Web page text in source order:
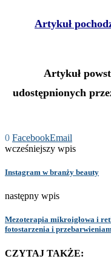
Artykuł
Artykuł
udostępnionych
0 FacebookEmail
wcześniejszy wpis
Instagram w branży beauty
następny wpis
Mezoterapia mikroigłowa i
fotostarzenia i
CZYTAJ TAKŻE: